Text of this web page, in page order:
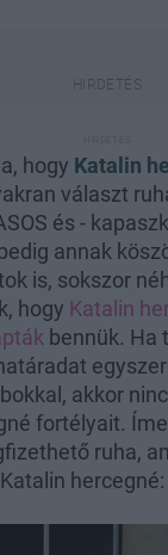
hogy Katalin
választ
és -
annak
is, sokszor
hogy Katalin
bennük. Ha
akkor
fortélyait.
ruha,
hercegné: